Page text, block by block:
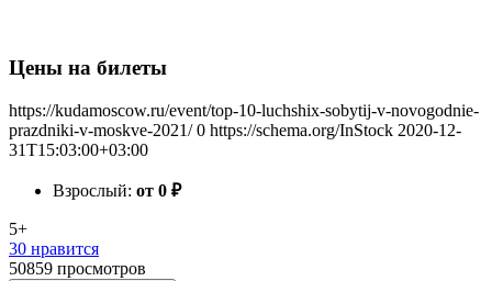
Цены на билеты
https://kudamoscow.ru/event/top-10-luchshix-sobytij-v-novogodnie-
prazdniki-v-moskve-2021/ 0 https://schema.org/InStock 2020-12-
31T15:03:00+03:00
Взрослый: от 0 ₽
5+
30 нравится
50859 просмотров